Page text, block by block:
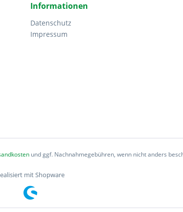
Informationen
Datenschutz
Impressum
und ggf. Nachnahmegebühren, wenn nicht anders
mit Shopware